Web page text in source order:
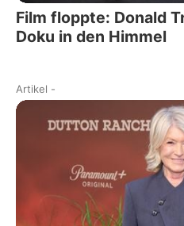
Film floppte: Donald
Doku in den Himmel
Artikel -